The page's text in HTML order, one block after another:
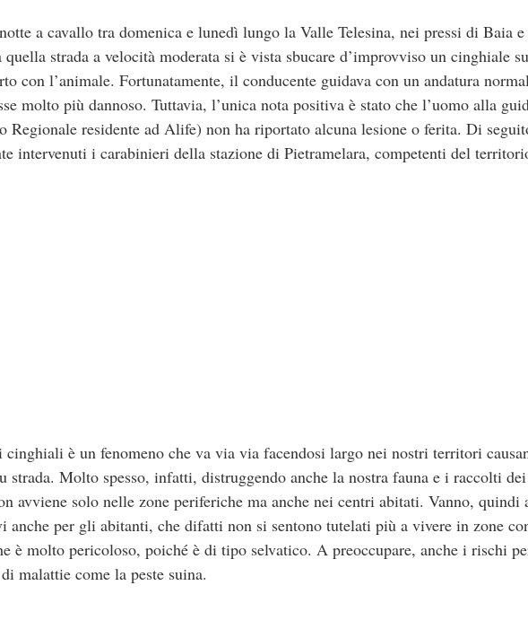
a cavallo tra domenica e lunedì lungo la Valle Telesina, nei pressi di Baia
quella strada a velocità moderata si è vista sbucare d’improvviso un cinghiale
con l’animale. Fortunatamente, il conducente guidava con un andatura
molto più dannoso. Tuttavia, l’unica nota positiva è stato che l’uomo alla
Regionale residente ad Alife) non ha riportato alcuna lesione o ferita. Di
intervenuti i carabinieri della stazione di Pietramelara, competenti del
cinghiali è un fenomeno che va via via facendosi largo nei nostri territori
strada. Molto spesso, infatti, distruggendo anche la nostra fauna e i raccolti
avviene solo nelle zone periferiche ma anche nei centri abitati. Vanno, quindi
anche per gli abitanti, che difatti non si sentono tutelati più a vivere in zone
è molto pericoloso, poiché è di tipo selvatico. A preoccupare, anche i rischi
malattie come la peste suina.